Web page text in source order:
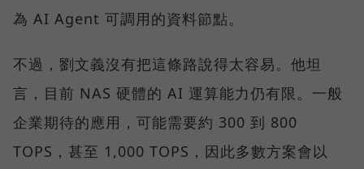
為 AI Agent 可調用的資料節點。
不過，劉文義沒有把這條路說得太容易。他坦
言，目前 NAS 硬體的 AI 運算能力仍有限。一般
企業期待的應用，可能需要約 300 到 800
TOPS，甚至 1,000 TOPS，因此多數方案會以